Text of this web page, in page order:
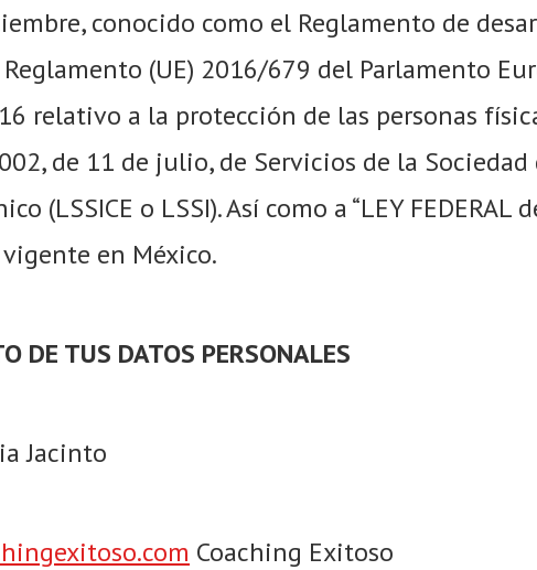
conocido como el Reglamento de
(UE) 2016/679 del Parlamento
relativo a la protección de las personas
de 11 de julio, de Servicios de la Sociedad
(LSSICE o LSSI). Así como a “LEY FEDERAL
en México.
DE TUS DATOS PERSONALES
Jacinto
Coaching Exitoso